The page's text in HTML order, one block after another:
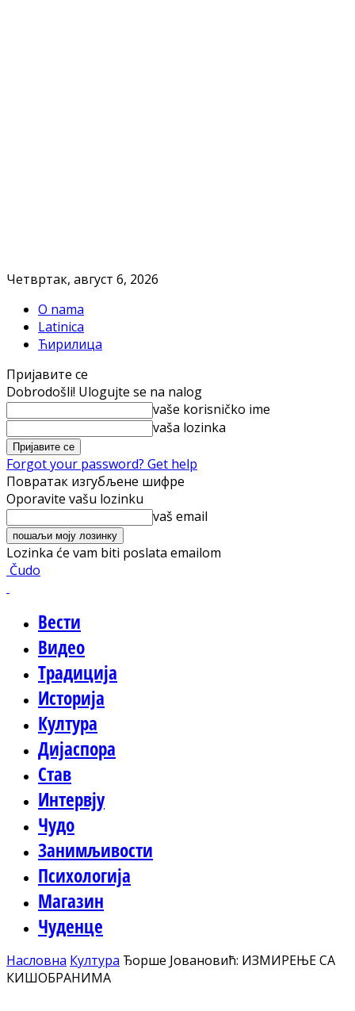
Четвртак, август 6, 2026
O nama
Latinica
Ћирилица
Пријавите се
Dobrodošli! Ulogujte se na nalog
vaše korisničko ime
vaša lozinka
Forgot your password? Get help
Повратак изгубљене шифре
Oporavite vašu lozinku
vaš email
Lozinka će vam biti poslata emailom
Čudo
Вести
Видео
Традиција
Историја
Култура
Дијаспора
Став
Интервју
Чудо
Занимљивости
Психологија
Магазин
Чуденце
Насловна Култура Ђорше Јовановић: ИЗМИРЕЊЕ СА
КИШОБРАНИМА